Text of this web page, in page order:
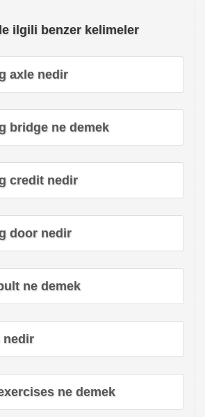
ilgili benzer kelimeler
axle nedir
bridge ne demek
credit nedir
door nedir
ne demek
nedir
ne demek